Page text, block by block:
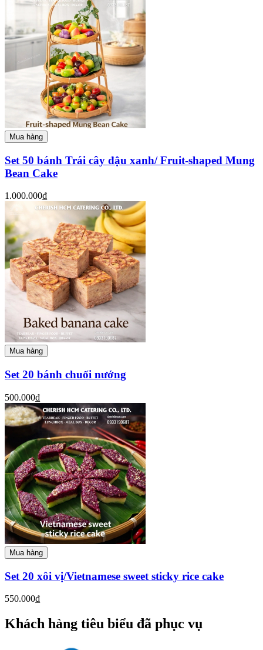
Mua hàng
Set 50 bánh Trái cây đậu xanh/ Fruit-shaped Mung
Bean Cake
1.000.000₫
Mua hàng
Set 20 bánh chuối nướng
500.000₫
Mua hàng
Set 20 xôi vị/Vietnamese sweet sticky rice cake
550.000₫
Khách hàng tiêu biểu đã phục vụ